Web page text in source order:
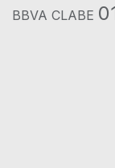
BBVA CLABE